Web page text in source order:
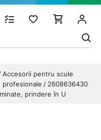
Accesorii pentru scule
profesionale
2608636430
prindere în U